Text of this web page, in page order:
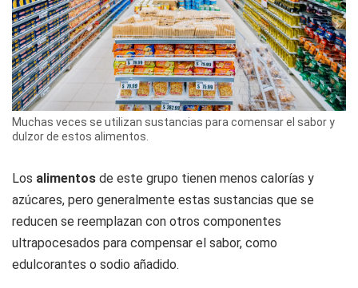
Muchas veces se utilizan sustancias para comensar el sabor y
dulzor de estos alimentos.
Los alimentos de este grupo tienen menos calorías y
azúcares, pero generalmente estas sustancias que se
reducen se reemplazan con otros componentes
ultrapocesados para compensar el sabor, como
edulcorantes o sodio añadido.